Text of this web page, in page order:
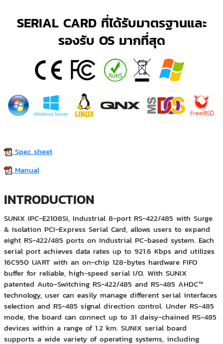
SERIAL CARD ที่ได้รับมาตรฐานและ
รองรับ OS มากที่สุด
Spec sheet
Manual
INTRODUCTION
SUNIX IPC-E2108SI, Industrial 8-port RS-422/485 with Surge
& Isolation PCI-Express Serial Card, allows users to expand
eight RS-422/485 ports on Industrial PC-based system. Each
serial port achieves data rates up to 921.6 Kbps and utilizes
16C950 UART with an on-chip 128-bytes hardware FIFO
buffer for reliable, high-speed serial I/O. With SUNIX
patented Auto-Switching RS-422/485 and RS-485 AHDC™
technology, user can easily manage different serial interfaces
selection and RS-485 signal direction control. Under RS-485
mode, the board can connect up to 31 daisy-chained RS-485
devices within a range of 1.2 km. SUNIX serial board
supports a wide variety of operating systems, including